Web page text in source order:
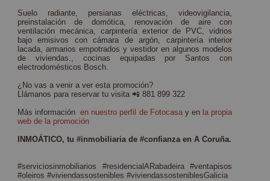
Suelo radiante, persianas eléctricas, videovigilancia,
preinstalación de domótica, renovación de aire con
ventilación mecánica, carpintería exterior de PVC, vidrios
bajo emisivos con cámara de argón, carpintería interior
lacada, armarios empotrados y vestidor en algunos modelos
de viviendas., cocinas equipadas por Santos con
electrodomésticos Bosch.
¿No vas a venir a ver esta promoción?
Llámanos para reservar tu visita 📲 881 899 322
Más información en nuestro perfil de Fotocasa y en la propia
web de la promoción
INMOÁTICO, tu #inmobiliariade #confianzaen A Coruña.
#serviciosinmobiliarios #residencialARabadeira
#ventapisos
#oleiros #viviendassostenibles #viviendassosteniblesGalicia